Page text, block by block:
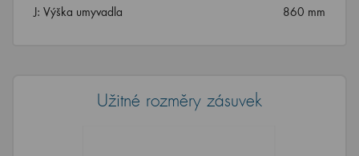
J: Výška umyvadla
860 mm
Užitné rozměry zásuvek